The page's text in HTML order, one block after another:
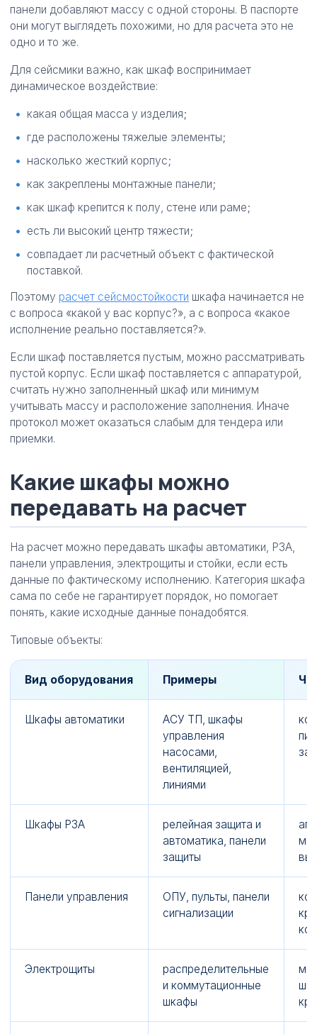
панели добавляют массу с одной стороны. В паспорте
они могут выглядеть похожими, но для расчета это не
одно и то же.
Для сейсмики важно, как шкаф воспринимает
динамическое воздействие:
какая общая масса у изделия;
где расположены тяжелые элементы;
насколько жесткий корпус;
как закреплены монтажные панели;
как шкаф крепится к полу, стене или раме;
есть ли высокий центр тяжести;
совпадает ли расчетный объект с фактической
поставкой.
Поэтому расчет сейсмостойкости шкафа начинается не
с вопроса «какой у вас корпус?», а с вопроса «какое
исполнение реально поставляется?».
Если шкаф поставляется пустым, можно рассматривать
пустой корпус. Если шкаф поставляется с аппаратурой,
считать нужно заполненный шкаф или минимум
учитывать массу и расположение заполнения. Иначе
протокол может оказаться слабым для тендера или
приемки.
Какие шкафы можно
передавать на расчет
На расчет можно передавать шкафы автоматики, РЗА,
панели управления, электрощиты и стойки, если есть
данные по фактическому исполнению. Категория шкафа
сама по себе не гарантирует порядок, но помогает
понять, какие исходные данные понадобятся.
Типовые объекты:
Вид оборудования Примеры
Шкафы автоматики
АСУ ТП, шкафы
управления
насосами,
вентиляцией,
линиями
Шкафы РЗА
релейная защита и
автоматика, панели
защиты
Панели управления
ОПУ, пульты, панели
сигнализации
Электрощиты
распределительные
и коммутационные
шкафы